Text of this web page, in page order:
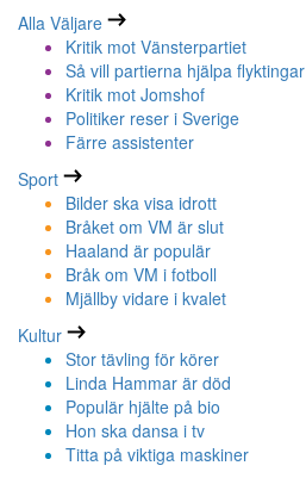
Alla Väljare
Kritik mot Vänsterpartiet
Så vill partierna hjälpa flyktingar
Kritik mot Jomshof
Politiker reser i Sverige
Färre assistenter
Sport
Bilder ska visa idrott
Bråket om VM är slut
Haaland är populär
Bråk om VM i fotboll
Mjällby vidare i kvalet
Kultur
Stor tävling för körer
Linda Hammar är död
Populär hjälte på bio
Hon ska dansa i tv
Titta på viktiga maskiner